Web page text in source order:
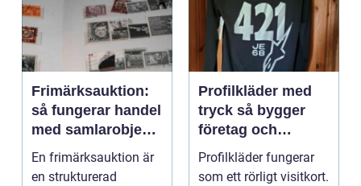
Frimärksauktion:
så fungerar handel
med samlarobjekt i
praktiken
En frimärksauktion är
en strukturerad
Profilkläder med
tryck så bygger
företag och
klubbar en
starkare identitet
Profilkläder fungerar
som ett rörligt visitkort.